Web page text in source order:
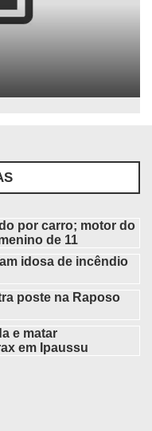
por carro; motor do
de 11
idosa de incêndio
poste na Raposo
e matar
em Ipaussu